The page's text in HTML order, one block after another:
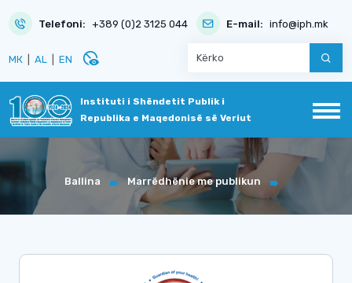
Telefoni: +389 (0)2 3125 044 E-mail: info@iph.mk
МК AL EN disabled_visible
Instituti i Shëndetit Publik i
Republika e Maqedonisë së Veriut
Ballina Marrëdhënie me publikun